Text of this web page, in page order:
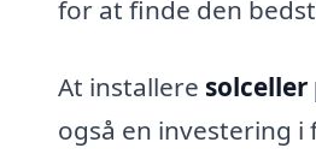
for at finde den
At installere
også en investering